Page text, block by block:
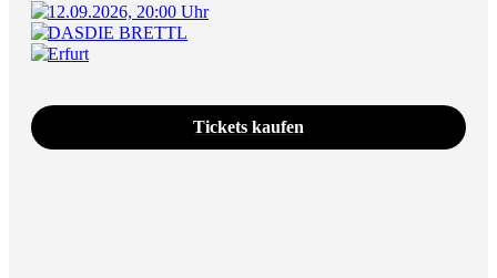
12.09.2026, 20:00 Uhr
DASDIE BRETTL
Erfurt
Tickets kaufen